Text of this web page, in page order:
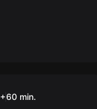
+60 min.